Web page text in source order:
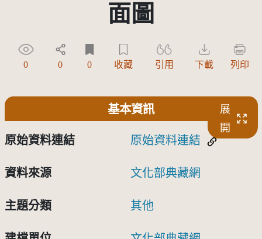
面圖
0 0 0 收藏 引用 下載 列印
基本資訊
展
開
原始資料連結 原始資料連結
資料來源 文化部典藏網
主題分類 其他